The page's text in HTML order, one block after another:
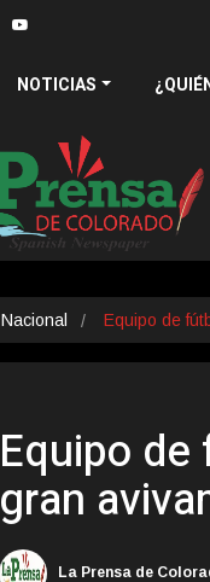
NOTICIAS
Nacional Equipo de
Equipo
gran
La Prensa de